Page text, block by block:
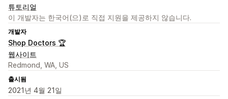
튜토리얼
이 개발자는 한국어(으)로 직접 지원을 제공하지 않습니다.
개발자
Shop Doctors 🏆
웹사이트
Redmond, WA, US
출시됨
2021년 4월 21일